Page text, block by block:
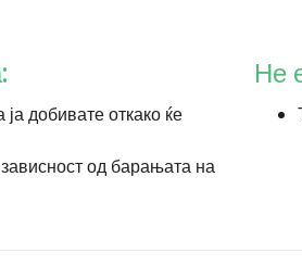
добивате откако ќе
од барањата на
Не